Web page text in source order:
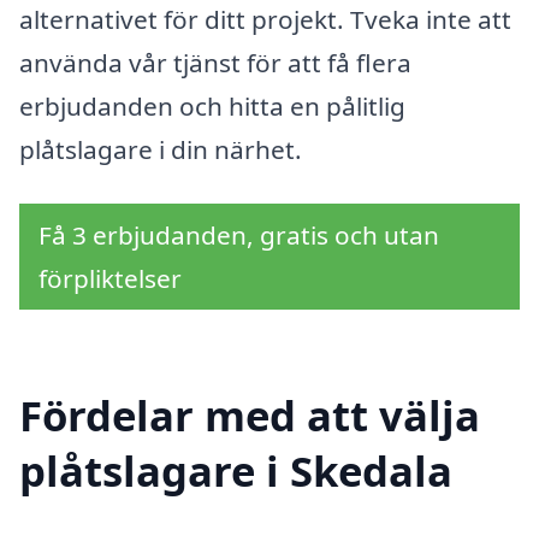
alternativet för ditt projekt. Tveka inte att
använda vår tjänst för att få flera
erbjudanden och hitta en pålitlig
plåtslagare i din närhet.
Få 3 erbjudanden, gratis och utan
förpliktelser
Fördelar med att välja
plåtslagare i Skedala